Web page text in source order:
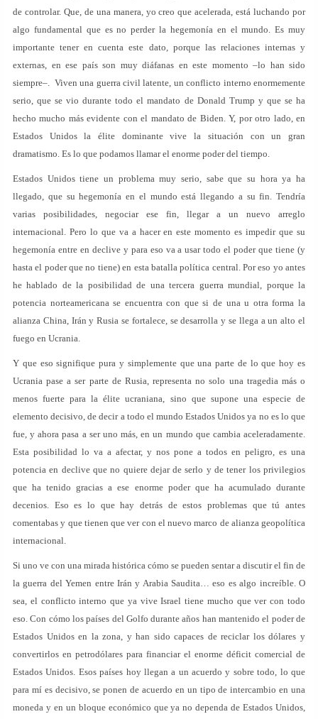
de controlar. Que, de una manera, yo creo que acelerada, está luchando por
algo fundamental que es no perder la hegemonía en el mundo. Es muy
importante tener en cuenta este dato, porque las relaciones internas y
externas, en ese país son muy diáfanas en este momento –lo han sido
siempre–. Viven una guerra civil latente, un conflicto interno enormemente
serio, que se vio durante todo el mandato de Donald Trump y que se ha
hecho mucho más evidente con el mandato de Biden. Y, por otro lado, en
Estados Unidos la élite dominante vive la situación con un gran
dramatismo. Es lo que podamos llamar el enorme poder del tiempo.
Estados Unidos tiene un problema muy serio, sabe que su hora ya ha
llegado, que su hegemonía en el mundo está llegando a su fin. Tendría
varias posibilidades, negociar ese fin, llegar a un nuevo arreglo
internacional. Pero lo que va a hacer en este momento es impedir que su
hegemonía entre en declive y para eso va a usar todo el poder que tiene (y
hasta el poder que no tiene) en esta batalla política central. Por eso yo antes
he hablado de la posibilidad de una tercera guerra mundial, porque la
potencia norteamericana se encuentra con que si de una u otra forma la
alianza China, Irán y Rusia se fortalece, se desarrolla y se llega a un alto el
fuego en Ucrania.
Y que eso signifique pura y simplemente que una parte de lo que hoy es
Ucrania pase a ser parte de Rusia, representa no solo una tragedia más o
menos fuerte para la élite ucraniana, sino que supone una especie de
elemento decisivo, de decir a todo el mundo Estados Unidos ya no es lo que
fue, y ahora pasa a ser uno más, en un mundo que cambia aceleradamente.
Esta posibilidad lo va a afectar, y nos pone a todos en peligro, es una
potencia en declive que no quiere dejar de serlo y de tener los privilegios
que ha tenido gracias a ese enorme poder que ha acumulado durante
decenios. Eso es lo que hay detrás de estos problemas que tú antes
comentabas y que tienen que ver con el nuevo marco de alianza geopolítica
internacional.
Si uno ve con una mirada histórica cómo se pueden sentar a discutir el fin de
la guerra del Yemen entre Irán y Arabia Saudita… eso es algo increíble. O
sea, el conflicto interno que ya vive Israel tiene mucho que ver con todo
eso. Con cómo los países del Golfo durante años han mantenido el poder de
Estados Unidos en la zona, y han sido capaces de reciclar los dólares y
convertirlos en petrodólares para financiar el enorme déficit comercial de
Estados Unidos. Esos países hoy llegan a un acuerdo y sobre todo, lo que
para mí es decisivo, se ponen de acuerdo en un tipo de intercambio en una
moneda y en un bloque económico que ya no dependa de Estados Unidos,